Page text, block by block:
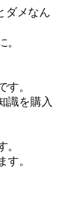
ダメなん
。
識を購入
。